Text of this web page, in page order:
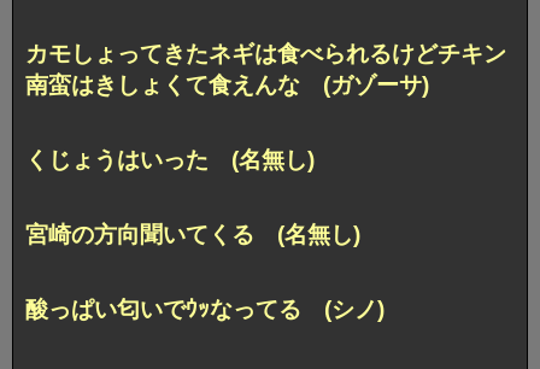
カモしょってきたネギは食べられるけどチキン
南蛮はきしょくて食えんな (ガゾーサ)
くじょうはいった (名無し)
宮崎の方向聞いてくる (名無し)
酸っぱい匂いでｳｯなってる (シノ)